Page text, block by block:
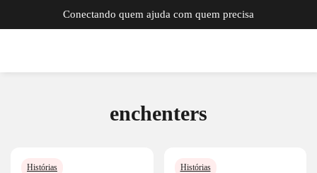
Conectando quem ajuda com quem precisa
enchenters
Histórias Histórias